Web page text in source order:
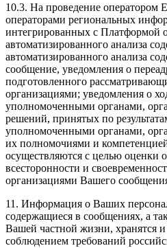
10.3. На проведение оператором
операторами региональных
интегрированных с Платформой
автоматизированного анализа
автоматизированного анализа
сообщение, уведомления о
подготовленного
организациями; уведомления о
уполномоченными органами,
решений, принятых по
уполномоченными органами,
их полномочиями и
осуществляются с целью оценки
всесторонности и
организациями Вашего
11. Информация о Ваших
содержащиеся в сообщениях, а
Вашей частной жизни, хранятся
соблюдением требований